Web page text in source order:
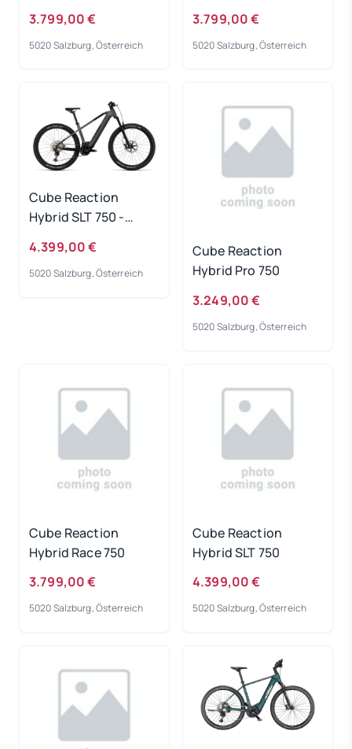
Rahmengröße: S
3.799,00 €
5020 Salzburg, Österreich
Rahmengröße: S
3.799,00 €
5020 Salzburg, Österreich
Cube Reaction
Hybrid SLT 750 -
Rahmengröße: L
4.399,00 €
5020 Salzburg, Österreich
Cube Reaction
Hybrid Pro 750
3.249,00 €
5020 Salzburg, Österreich
Cube Reaction
Hybrid Race 750
3.799,00 €
5020 Salzburg, Österreich
Cube Reaction
Hybrid SLT 750
4.399,00 €
5020 Salzburg, Österreich